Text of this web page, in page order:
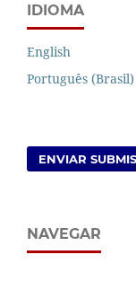
IDIOMA
English
Português (Brasil)
ENVIAR
NAVEGAR